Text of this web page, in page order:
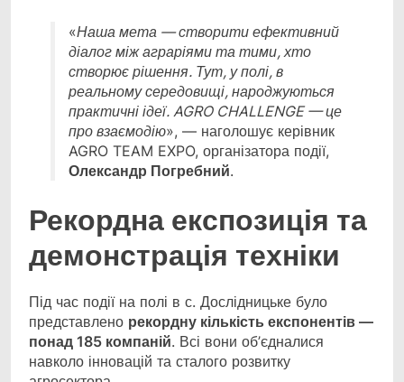
«Наша мета — створити ефективний
діалог між аграріями та тими, хто
створює рішення. Тут, у полі, в
реальному середовищі, народжуються
практичні ідеї. AGRO CHALLENGE — це
про взаємодію», — наголошує керівник
AGRO TEAM EXPO, організатора події,
Олександр Погребний.
Рекордна експозиція та
демонстрація техніки
Під час події на полі в с. Дослідницьке було
представлено рекордну кількість експонентів —
понад 185 компаній. Всі вони об’єдналися
навколо інновацій та сталого розвитку